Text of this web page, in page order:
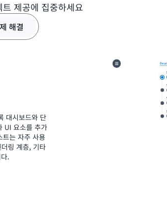
제공에 집중하세요
해결
대시보드와 단
UI 요소를 추가
트는 자주 사용
링 계층, 기타
.